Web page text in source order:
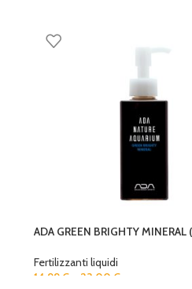
ADA GREEN BRIGHTY
Fertilizzanti liquidi
14,99 € 23,00 €